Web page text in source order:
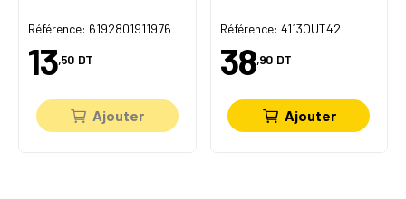
Référence: 6192801911976
13,50 DT
Ajouter
Référence: 4113OUT42
38,90 DT
Ajouter